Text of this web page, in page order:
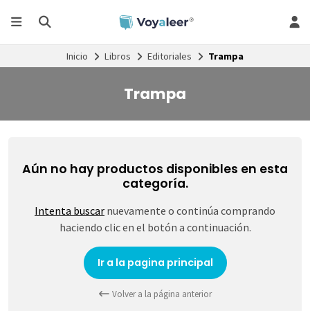
Inicio Libros Editoriales Trampa
Trampa
Aún no hay productos disponibles en esta
categoría.
Intenta buscar nuevamente o continúa comprando
haciendo clic en el botón a continuación.
Ir a la pagina principal
Volver a la página anterior